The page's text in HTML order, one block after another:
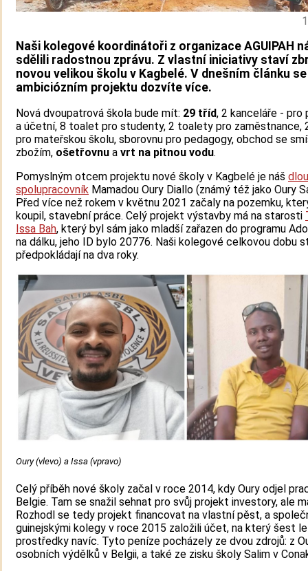
Naši kolegové koordinátoři z organizace AGUIPAH
sdělili radostnou zprávu. Z vlastní iniciativy staví
novou velikou školu v Kagbelé. V dnešním článku
ambiciózním projektu dozvíte více.
Nová dvoupatrová škola bude mít: 29 tříd, 2 kanceláře - pro
a účetní, 8 toalet pro studenty, 2 toalety pro zaměstnance,
pro mateřskou školu, sborovnu pro pedagogy, obchod se
zbožím, ošetřovnu a vrt na pitnou vodu.
Pomyslným otcem projektu nové školy v Kagbelé je náš
spolupracovník Mamadou Oury Diallo (známý též jako Oury
Před více než rokem v květnu 2021 začaly na pozemku,
koupil, stavební práce. Celý projekt výstavby má na starosti
Issa Bah, který byl sám jako mladší zařazen do programu
na dálku, jeho ID bylo 20776. Naši kolegové celkovou dobu
předpokládají na dva roky.
Oury (vlevo) a Issa (vpravo)
Celý příběh nové školy začal v roce 2014, kdy Oury odjel
Belgie. Tam se snažil sehnat pro svůj projekt investory, ale
Rozhodl se tedy projekt financovat na vlastní pěst, a
guinejskými kolegy v roce 2015 založili účet, na který šest
prostředky navíc. Tyto peníze pocházely ze dvou zdrojů: z
osobních výdělků v Belgii, a také ze zisku školy Salim v